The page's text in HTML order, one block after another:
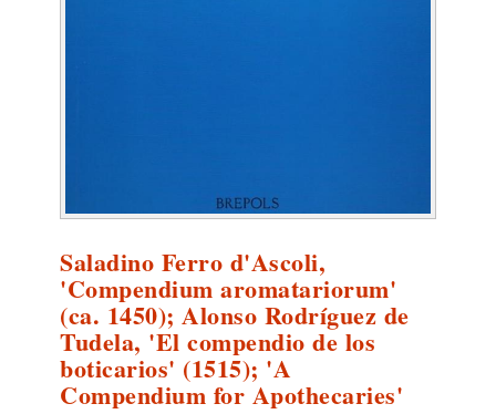
Saladino Ferro d'Ascoli,
'Compendium aromatariorum'
(ca. 1450); Alonso Rodríguez de
Tudela, 'El compendio de los
boticarios' (1515); 'A
Compendium for Apothecaries'